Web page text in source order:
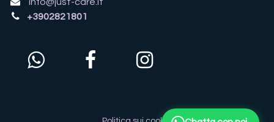
+3902821801